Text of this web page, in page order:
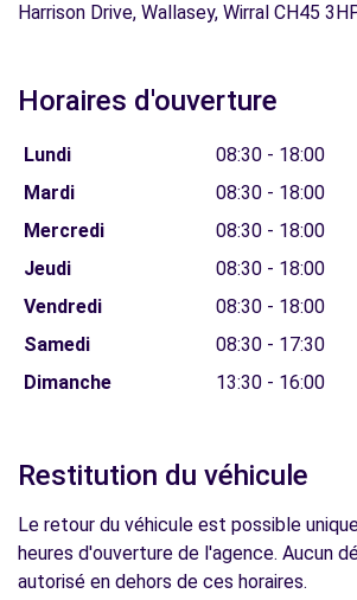
Harrison Drive, Wallasey, Wirral CH45
Horaires d'ouverture
Lundi
08:30 - 18:00
Mardi
08:30 - 18:00
Mercredi
08:30 - 18:00
Jeudi
08:30 - 18:00
Vendredi
08:30 - 18:00
Samedi
08:30 - 17:30
Dimanche
13:30 - 16:00
Restitution du véhicule
Le retour du véhicule est possible
heures d'ouverture de l'agence. Aucun
autorisé en dehors de ces horaires.